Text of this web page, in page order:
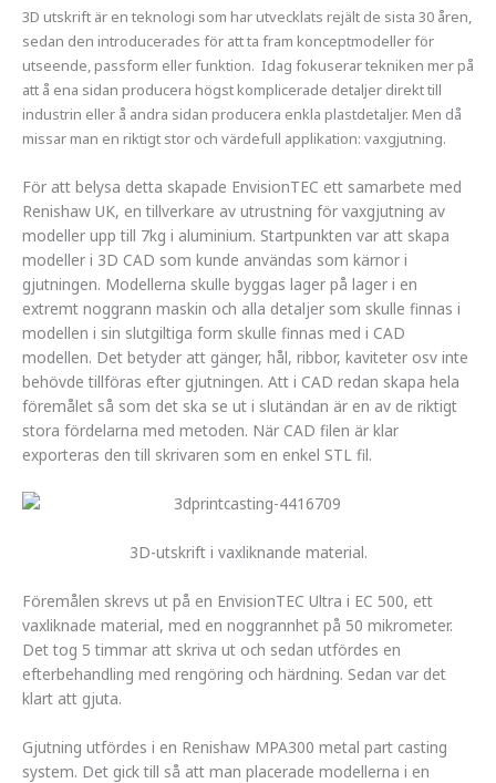
3D utskrift är en teknologi som har utvecklats rejält de sista 30 åren,
sedan den introducerades för att ta fram konceptmodeller för
utseende, passform eller funktion. Idag fokuserar tekniken mer på
att å ena sidan producera högst komplicerade detaljer direkt till
industrin eller å andra sidan producera enkla plastdetaljer. Men då
missar man en riktigt stor och värdefull applikation: vaxgjutning.
För att belysa detta skapade EnvisionTEC ett samarbete med
Renishaw UK, en tillverkare av utrustning för vaxgjutning av
modeller upp till 7kg i aluminium. Startpunkten var att skapa
modeller i 3D CAD som kunde användas som kärnor i
gjutningen. Modellerna skulle byggas lager på lager i en
extremt noggrann maskin och alla detaljer som skulle finnas i
modellen i sin slutgiltiga form skulle finnas med i CAD
modellen. Det betyder att gänger, hål, ribbor, kaviteter osv inte
behövde tillföras efter gjutningen. Att i CAD redan skapa hela
föremålet så som det ska se ut i slutändan är en av de riktigt
stora fördelarna med metoden. När CAD filen är klar
exporteras den till skrivaren som en enkel STL fil.
3D-utskrift i vaxliknande material.
Föremålen skrevs ut på en EnvisionTEC Ultra i EC 500, ett
vaxliknade material, med en noggrannhet på 50 mikrometer.
Det tog 5 timmar att skriva ut och sedan utfördes en
efterbehandling med rengöring och härdning. Sedan var det
klart att gjuta.
Gjutning utfördes i en Renishaw MPA300 metal part casting
system. Det gick till så att man placerade modellerna i en